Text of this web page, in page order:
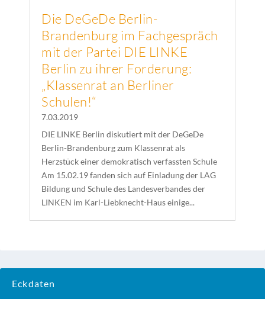
Die DeGeDe Berlin-
Brandenburg im Fachgespräch
mit der Partei DIE LINKE
Berlin zu ihrer Forderung:
„Klassenrat an Berliner
Schulen!“
7.03.2019
DIE LINKE Berlin diskutiert mit der DeGeDe
Berlin-Brandenburg zum Klassenrat als
Herzstück einer demokratisch verfassten Schule
Am 15.02.19 fanden sich auf Einladung der LAG
Bildung und Schule des Landesverbandes der
LINKEN im Karl-Liebknecht-Haus einige...
Eckdaten